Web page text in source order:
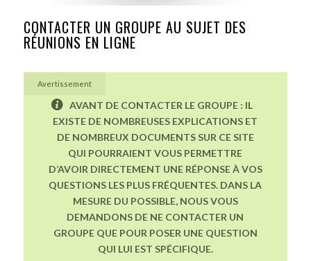
CONTACTER UN GROUPE AU SUJET DES
RÉUNIONS EN LIGNE
Avertissement
AVANT DE CONTACTER LE GROUPE : IL
EXISTE DE NOMBREUSES EXPLICATIONS ET
DE NOMBREUX DOCUMENTS SUR CE SITE
QUI POURRAIENT VOUS PERMETTRE
D’AVOIR DIRECTEMENT UNE RÉPONSE À VOS
QUESTIONS LES PLUS FRÉQUENTES. DANS LA
MESURE DU POSSIBLE, NOUS VOUS
DEMANDONS DE NE CONTACTER UN
GROUPE QUE POUR POSER UNE QUESTION
QUI LUI EST SPÉCIFIQUE.